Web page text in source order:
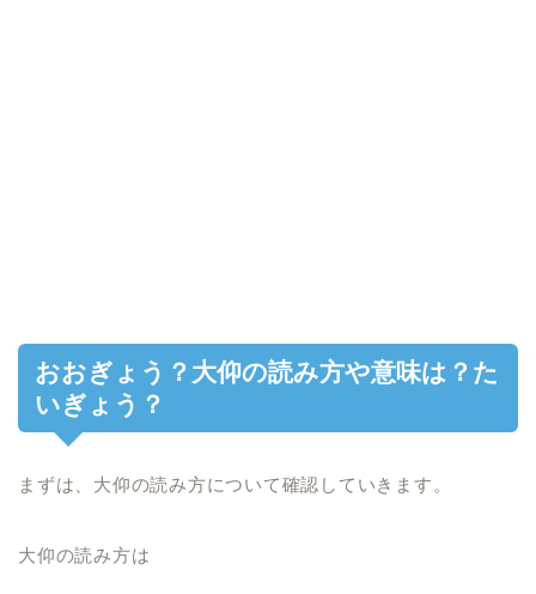
おおぎょう？大仰の読み方や意味は？た
いぎょう？
まずは、大仰の読み方について確認していきます。
大仰の読み方は